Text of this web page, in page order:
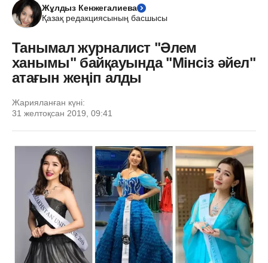
Жұлдыз Кенжегалиева
Қазақ редакциясының басшысы
Танымал журналист "Әлем
ханымы" байқауында "Мінсіз әйел"
атағын жеңіп алды
Жарияланған күні:
31 желтоқсан 2019, 09:41